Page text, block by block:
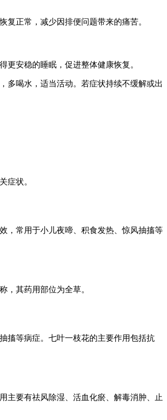
正常，减少因排便问题带来的痛苦。
安稳的睡眠，促进整体健康恢复。
多喝水，适当活动。若症状持续不缓解或出
症状。
，常用于小儿夜啼、积食发热、惊风抽搐等
，其药用部位为全草。
搐等病症。七叶一枝花的主要作用包括抗
主要有祛风除湿、活血化瘀、解毒消肿、止